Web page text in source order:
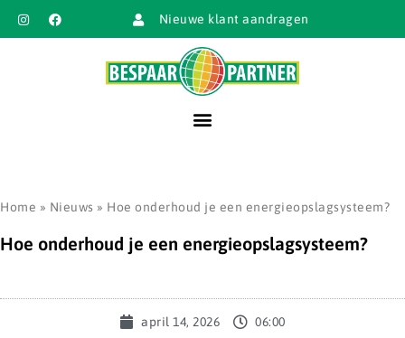
Nieuwe klant aandragen
Home » Nieuws » Hoe onderhoud je een energieopslagsysteem?
Hoe onderhoud je een energieopslagsysteem?
april 14, 2026 06:00